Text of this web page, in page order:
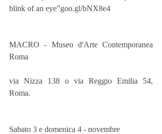
blink of an eye”goo.gl/bNX8e4
MACRO - Museo d'Arte Contemporanea
Roma
via Nizza 138 o via Reggio Emilia 54,
Roma.
Sabato 3 e domenica 4 - novembre